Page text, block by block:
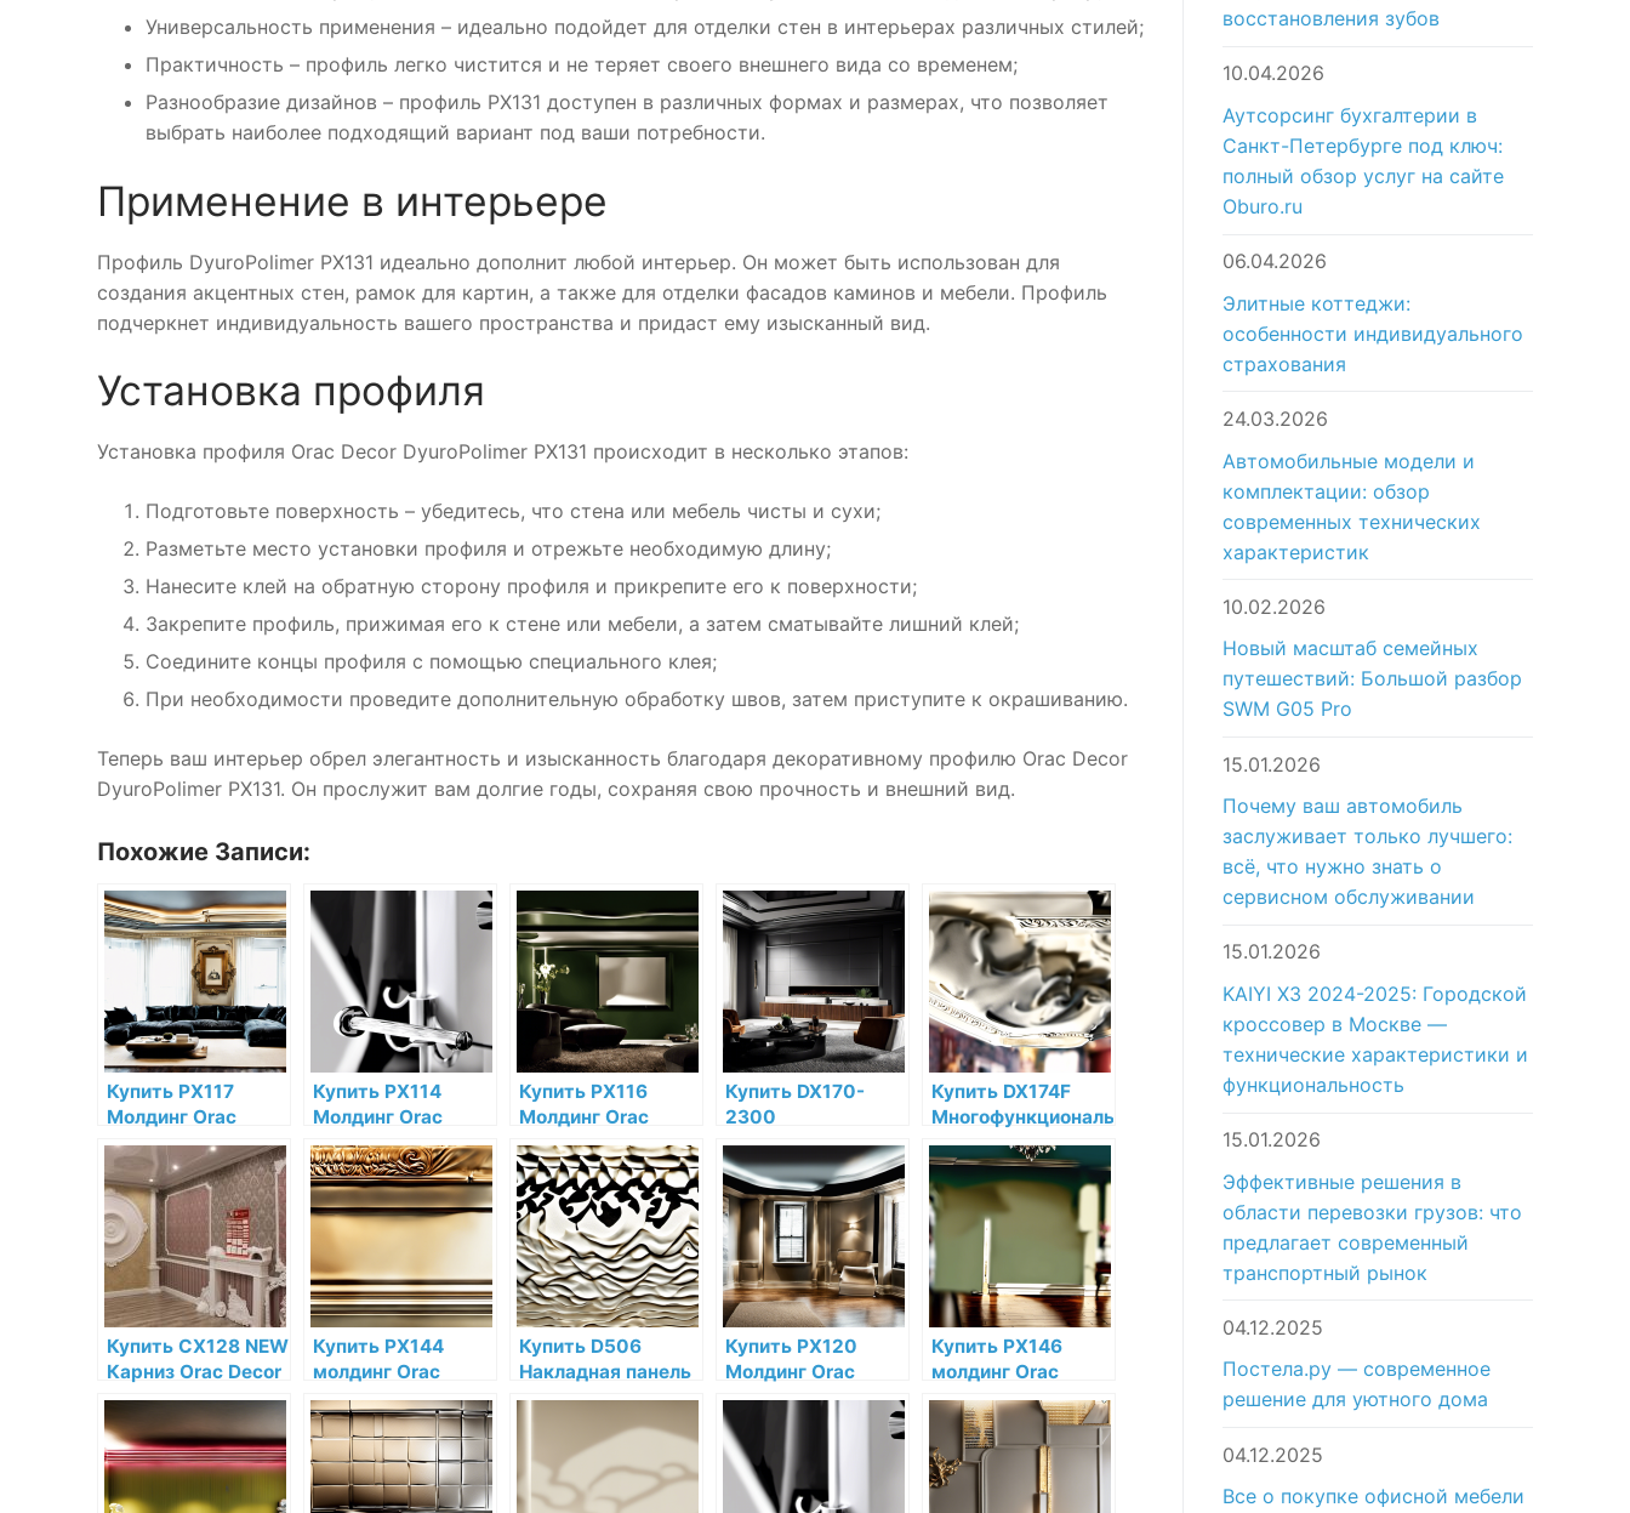
Универсальность применения – идеально подойдет для отделки стен в интерьерах различных стилей;
Практичность – профиль легко чистится и не теряет своего внешнего вида со временем;
Разнообразие дизайнов – профиль PX131 доступен в различных формах и размерах, что позволяет
выбрать наиболее подходящий вариант под ваши потребности.
Применение в интерьере
Профиль DyuroPolimer PX131 идеально дополнит любой интерьер. Он может быть использован для
создания акцентных стен, рамок для картин, а также для отделки фасадов каминов и мебели. Профиль
подчеркнет индивидуальность вашего пространства и придаст ему изысканный вид.
Установка профиля
Установка профиля Orac Decor DyuroPolimer PX131 происходит в несколько этапов:
Подготовьте поверхность – убедитесь, что стена или мебель чисты и сухи;
Разметьте место установки профиля и отрежьте необходимую длину;
Нанесите клей на обратную сторону профиля и прикрепите его к поверхности;
Закрепите профиль, прижимая его к стене или мебели, а затем сматывайте лишний клей;
Соедините концы профиля с помощью специального клея;
При необходимости проведите дополнительную обработку швов, затем приступите к окрашиванию.
Теперь ваш интерьер обрел элегантность и изысканность благодаря декоративному профилю Orac Decor
DyuroPolimer PX131. Он прослужит вам долгие годы, сохраняя свою прочность и внешний вид.
Похожие Записи:
Купить PX117
Молдинг Orac
Decor
Дюрополимер по
низкой цене в
интернет-
магазине
Купить PX114
Молдинг Orac
Decor
Дюрополимер по
низкой цене в
интернет-
магазине
Купить PX116
Молдинг Orac
Decor
Дюрополимер по
низкой цене в
интернет-
магазине
Купить DX170-
2300
Многофункциональный
профиль Heritage
Orac Decor
Дюрополимер
Orac Decor по
низкой цене в
интернет-
магазине
Купить DX174F
Многофункциональный
профиль гибкий
Orac Decor
Дюрополимер
Orac Decor по
низкой цене в
интернет-
магазине
Купить CX128 NEW
Карниз Orac Decor
Дюрополимер по
низкой цене в
интернет-
магазине
Купить PX144
молдинг Orac
Decor
Дюрополимер по
низкой цене в
интернет-
магазине
Купить D506
Накладная панель
Orac Decor
Дюрополимер по
низкой цене в
интернет-
магазине
Купить PX120
Молдинг Orac
Decor
Дюрополимер по
низкой цене в
интернет-
магазине
Купить PX146
молдинг Orac
Decor
Дюрополимер по
низкой цене в
интернет-
восстановления зубов
10.04.2026
Аутсорсинг бухгалтерии в
Санкт-Петербурге под ключ:
полный обзор услуг на сайте
Oburo.ru
06.04.2026
Элитные коттеджи:
особенности индивидуального
страхования
24.03.2026
Автомобильные модели и
комплектации: обзор
современных технических
характеристик
10.02.2026
Новый масштаб семейных
путешествий: Большой разбор
SWM G05 Pro
15.01.2026
Почему ваш автомобиль
заслуживает только лучшего:
всё, что нужно знать о
сервисном обслуживании
15.01.2026
KAIYI X3 2024-2025: Городской
кроссовер в Москве —
технические характеристики и
функциональность
15.01.2026
Эффективные решения в
области перевозки грузов: что
предлагает современный
транспортный рынок
04.12.2025
Постела.ру — современное
решение для уютного дома
04.12.2025
Все о покупке офисной мебели